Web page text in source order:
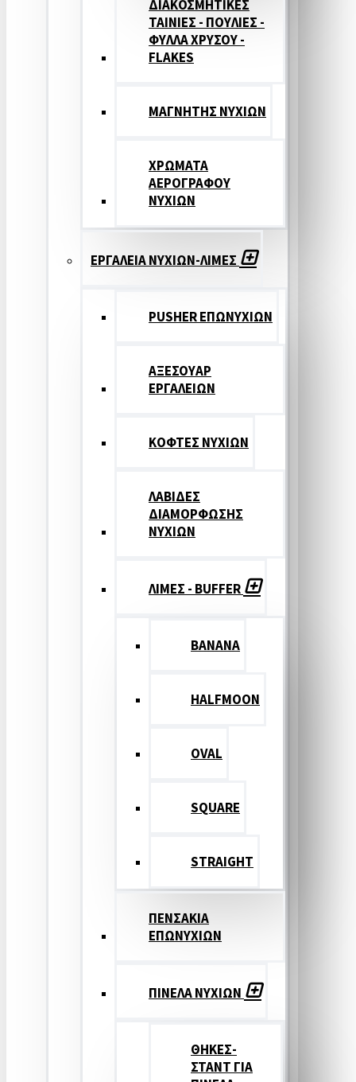
ΔΙΑΚΟΣΜΗΤΙΚΕΣ
ΤΑΙΝΙΕΣ - ΠΟΥΛΙΕΣ -
ΦΥΛΛΑ ΧΡΥΣΟΥ -
FLAKES
ΜΑΓΝΗΤΗΣ ΝΥΧΙΩΝ
ΧΡΩΜΑΤΑ
ΑΕΡΟΓΡΑΦΟΥ
ΝΥΧΙΩΝ
ΕΡΓΑΛΕΙΑ ΝΥΧΙΩΝ-ΛΙΜΕΣ
PUSHER ΕΠΩΝΥΧΙΩΝ
ΑΞΕΣΟΥΑΡ
ΕΡΓΑΛΕΙΩΝ
ΚΟΦΤΕΣ ΝΥΧΙΩΝ
ΛΑΒΙΔΕΣ
ΔΙΑΜΟΡΦΩΣΗΣ
ΝΥΧΙΩΝ
ΛΙΜΕΣ - BUFFER
BANANA
HALFMOON
OVAL
SQUARE
STRAIGHT
ΠΕΝΣΑΚΙΑ
ΕΠΩΝΥΧΙΩΝ
ΠΙΝΕΛΑ ΝΥΧΙΩΝ
ΘΗΚΕΣ-
ΣΤΑΝΤ ΓΙΑ